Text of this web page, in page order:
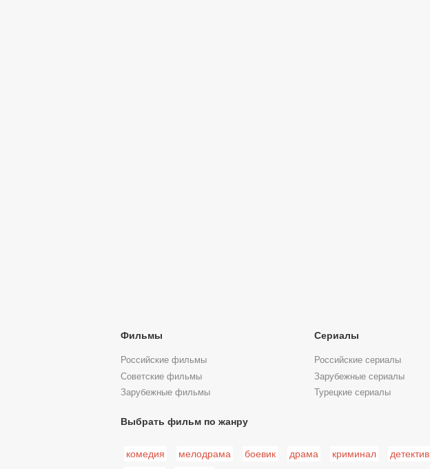
Фильмы
Российские фильмы
Советские фильмы
Зарубежные фильмы
Сериалы
Российские сериалы
Зарубежные сериалы
Турецкие сериалы
Выбрать фильм по жанру
комедия мелодрама боевик драма криминал детектив